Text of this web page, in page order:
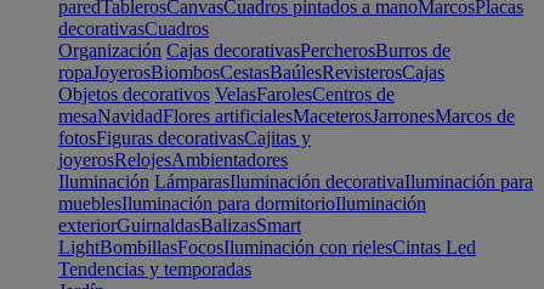
paredTablerosCanvasCuadros pintados a manoMarcosPlacas
decorativasCuadros
Organización Cajas decorativasPercherosBurros de
ropaJoyerosBiombosCestasBaúlesRevisterosCajas
Objetos decorativos VelasFarolesCentros de
mesaNavidadFlores artificialesMaceterosJarronesMarcos de
fotosFiguras decorativasCajitas y
joyerosRelojesAmbientadores
Iluminación LámparasIluminación decorativaIluminación para
mueblesIluminación para dormitorioIluminación
exteriorGuirnaldasBalizasSmart
LightBombillasFocosIluminación con rielesCintas Led
Tendencias y temporadas